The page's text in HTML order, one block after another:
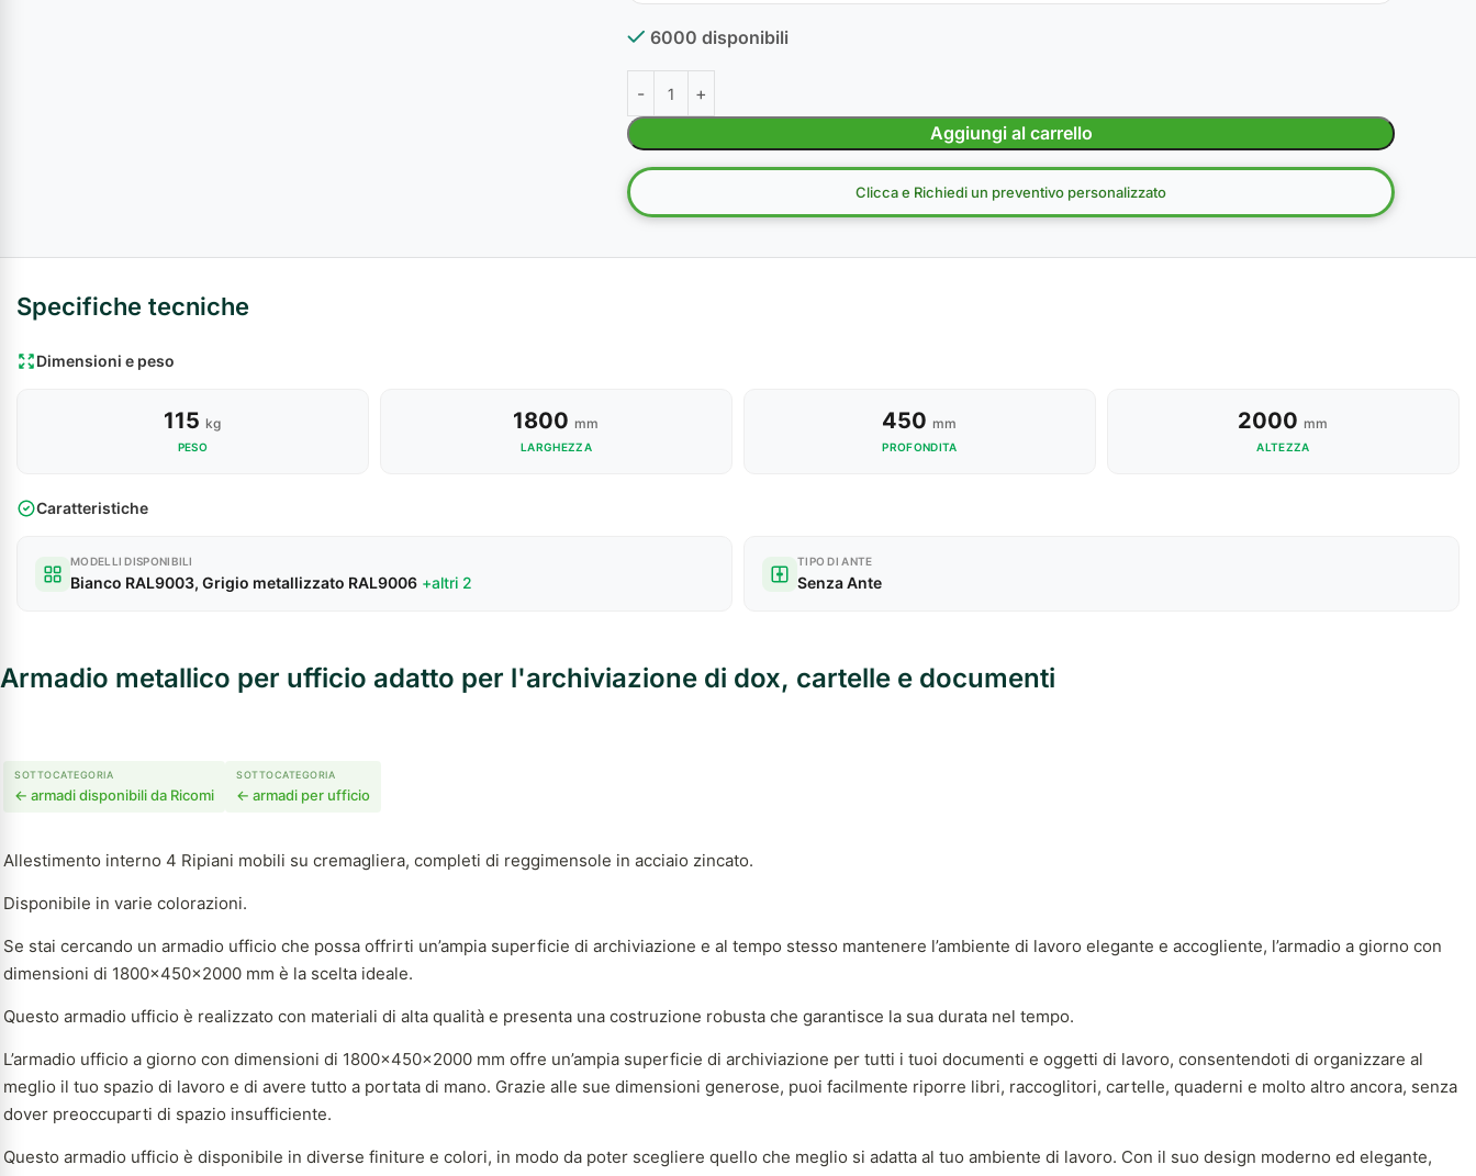
6000 disponibili
Aggiungi al carrello
Clicca e Richiedi un preventivo personalizzato
Specifiche tecniche
Dimensioni e peso
115kg
PESO
1800mm
LARGHEZZA
450mm
PROFONDITA
2000mm
ALTEZZA
Caratteristiche
MODELLI DISPONIBILI
Bianco RAL9003, Grigio metallizzato RAL9006 +altri 2
TIPO DI ANTE
Senza Ante
Armadio metallico per ufficio adatto per l'archiviazione di dox, cartelle e documenti
SOTTOCATEGORIA
← armadi disponibili da Ricomi
SOTTOCATEGORIA
← armadi per ufficio
Allestimento interno 4 Ripiani mobili su cremagliera, completi di reggimensole in acciaio zincato.
Disponibile in varie colorazioni.
Se stai cercando un armadio ufficio che possa offrirti un’ampia superficie di archiviazione e al tempo stesso mantenere l’ambiente di lavoro elegante e accogliente, l’armadio a giorno con
dimensioni di 1800x450x2000 mm è la scelta ideale.
Questo armadio ufficio è realizzato con materiali di alta qualità e presenta una costruzione robusta che garantisce la sua durata nel tempo.
L’armadio ufficio a giorno con dimensioni di 1800x450x2000 mm offre un’ampia superficie di archiviazione per tutti i tuoi documenti e oggetti di lavoro, consentendoti di organizzare al
meglio il tuo spazio di lavoro e di avere tutto a portata di mano. Grazie alle sue dimensioni generose, puoi facilmente riporre libri, raccoglitori, cartelle, quaderni e molto altro ancora, senza
dover preoccuparti di spazio insufficiente.
Questo armadio ufficio è disponibile in diverse finiture e colori, in modo da poter scegliere quello che meglio si adatta al tuo ambiente di lavoro. Con il suo design moderno ed elegante,